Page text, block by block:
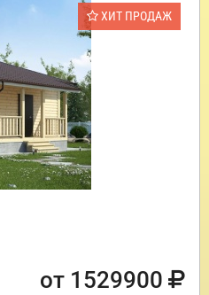
ХИТ ПРОДАЖ
от 1529900